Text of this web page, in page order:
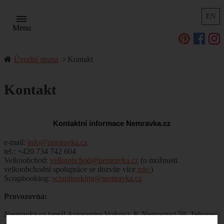
EN
Menu
Úvodní strana Kontakt
Kontakt
Kontaktní informace Nemravka.cz
e-mail: info@nemravka.cz
tel.: +420 734 742 604
Velkoobchod: velkoobchod@nemravka.cz (o možnosti
velkoobchodní spolupráce se dozvíte více zde.)
Scrapbooking: scrapbooking@nemravka.cz
Provozovna:
Nemravka.cz (areál Autocentra Vojkov), K Nemocnici 50, Tehovec